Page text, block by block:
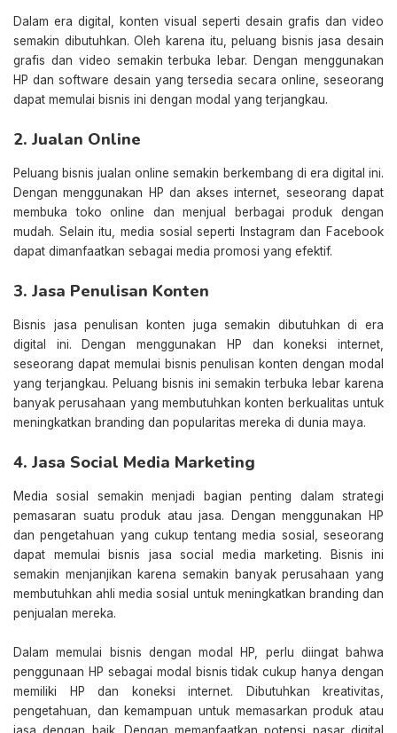
Dalam era digital, konten visual seperti desain grafis dan video
semakin dibutuhkan. Oleh karena itu, peluang bisnis jasa desain
grafis dan video semakin terbuka lebar. Dengan menggunakan
HP dan software desain yang tersedia secara online, seseorang
dapat memulai bisnis ini dengan modal yang terjangkau.
2. Jualan Online
Peluang bisnis jualan online semakin berkembang di era digital ini.
Dengan menggunakan HP dan akses internet, seseorang dapat
membuka toko online dan menjual berbagai produk dengan
mudah. Selain itu, media sosial seperti Instagram dan Facebook
dapat dimanfaatkan sebagai media promosi yang efektif.
3. Jasa Penulisan Konten
Bisnis jasa penulisan konten juga semakin dibutuhkan di era
digital ini. Dengan menggunakan HP dan koneksi internet,
seseorang dapat memulai bisnis penulisan konten dengan modal
yang terjangkau. Peluang bisnis ini semakin terbuka lebar karena
banyak perusahaan yang membutuhkan konten berkualitas untuk
meningkatkan branding dan popularitas mereka di dunia maya.
4. Jasa Social Media Marketing
Media sosial semakin menjadi bagian penting dalam strategi
pemasaran suatu produk atau jasa. Dengan menggunakan HP
dan pengetahuan yang cukup tentang media sosial, seseorang
dapat memulai bisnis jasa social media marketing. Bisnis ini
semakin menjanjikan karena semakin banyak perusahaan yang
membutuhkan ahli media sosial untuk meningkatkan branding dan
penjualan mereka.
Dalam memulai bisnis dengan modal HP, perlu diingat bahwa
penggunaan HP sebagai modal bisnis tidak cukup hanya dengan
memiliki HP dan koneksi internet. Dibutuhkan kreativitas,
pengetahuan, dan kemampuan untuk memasarkan produk atau